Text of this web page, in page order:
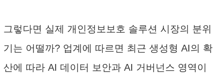
그렇다면 실제 개인정보보호 솔루션 시장의 분위
기는 어떨까? 업계에 따르면 최근 생성형 AI의 확
산에 따라 AI 데이터 보안과 AI 거버넌스 영역이